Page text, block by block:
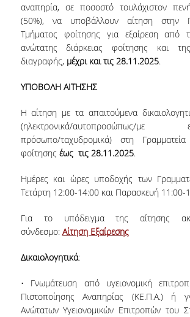
VISITING PROFESSORS
LABORATORY TEACHING STAFF
SPECIAL TECHNICAL
ADMINISTRATIVE STAFF
POSTDOCTORAL
UNDERGRADUATE STUDIES
GUIDE AND STREAMS OF
PROGRAM COURSES
POSTGRADUATE STUDIES
αναπηρία, σε ποσοστό τουλάχιστον
(50%), να υποβάλλουν αίτηση στην
Τμήματος φοίτησης για εξαίρεση από
ανώτατης διάρκειας φοίτησης και
διαγραφής, μέχρι και τις 28.11.2025.
ΥΠΟΒΟΛΗ ΑΙΤΗΣΗΣ
Η αίτηση με τα απαιτούμενα
(ηλεκτρονικά/αυτοπροσώπως/με
πρόσωπο/ταχυδρομικά) στη
φοίτησης έως τις 28.11.2025.
Ημέρες και ώρες υποδοχής των
Τετάρτη 12:00-14:00 και Παρασκευή 11:00-
Για το υπόδειγμα της αίτησης
σύνδεσμο: Αίτηση Εξαίρεσης
Δικαιολογητικά:
• Γνωμάτευση από υγειονομική
Πιστοποίησης Αναπηρίας (ΚΕ.Π.Α.) ή
Ανώτατων Υγειονομικών Επιτροπών του